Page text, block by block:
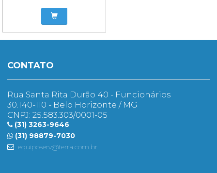
CONTATO
Rua Santa Rita Durão 40 - Funcionários
30.140-110 - Belo Horizonte / MG
CNPJ: 25.583.303/0001-05
(31) 3263-9646
(31) 98879-7030
equiposerv@terra.com.br